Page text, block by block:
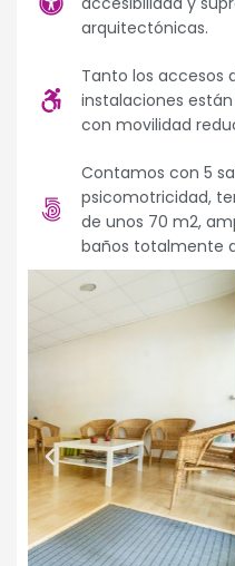
arquitectónicas.
Tanto los accesos
instalaciones
con movilidad
Contamos con 5
psicomotricidad,
de unos 70 m2,
baños totalmente